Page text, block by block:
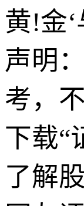
黄!金
声明
考，
下载“
了解